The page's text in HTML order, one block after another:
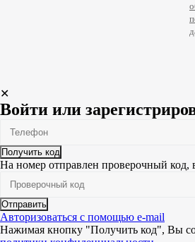
✕
Войти или
Получить код
На номер отправлен проверочный код,
Отправить
Авторизоваться с помощью e-mail
Нажимая кнопку "Получить код", Вы